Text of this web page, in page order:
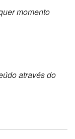
momento
através do